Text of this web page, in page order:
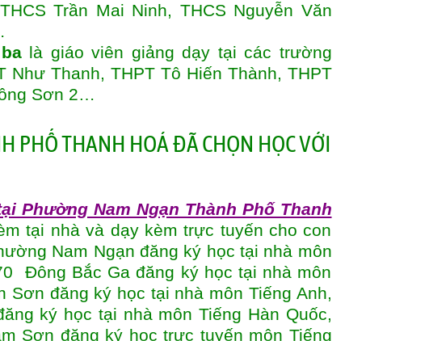
Trần Mai Ninh, THCS Nguyễn Văn
là giáo viên giảng dạy tại các trường
Như Thanh, THPT Tô Hiến Thành, THPT
Sơn 2…
PHỐ THANH HOÁ ĐÃ CHỌN HỌC VỚI
Phường Nam Ngạn Thành Phố Thanh
tại nhà và dạy kèm trực tuyến cho con
Nam Ngạn đăng ký học tại nhà môn
Đông Bắc Ga đăng ký học tại nhà môn
đăng ký học tại nhà môn Tiếng Anh,
ký học tại nhà môn Tiếng Hàn Quốc,
Sơn đăng ký học trực tuyến môn Tiếng